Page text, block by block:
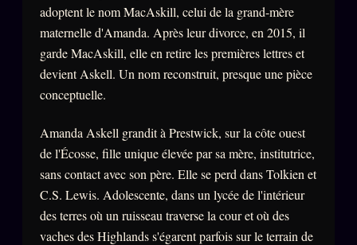
Gossip Pacte
Infofiction
Prophétie confirmée
À propos
Founders
Équipe
adoptent le nom MacAskill, celui de la grand-mère
maternelle d'Amanda. Après leur divorce, en 2015, il
garde MacAskill, elle en retire les premières lettres et
devient Askell. Un nom reconstruit, presque une pièce
conceptuelle.
Amanda Askell grandit à Prestwick, sur la côte ouest
de l'Écosse, fille unique élevée par sa mère, institutrice,
sans contact avec son père. Elle se perd dans Tolkien et
C.S. Lewis. Adolescente, dans un lycée de l'intérieur
des terres où un ruisseau traverse la cour et où des
vaches des Highlands s'égarent parfois sur le terrain de